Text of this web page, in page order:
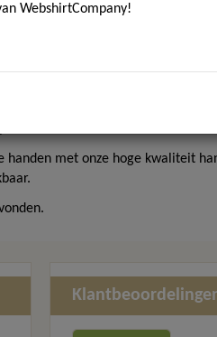
textiel
handen met onze hoge kwaliteit
WebshirtCompany!